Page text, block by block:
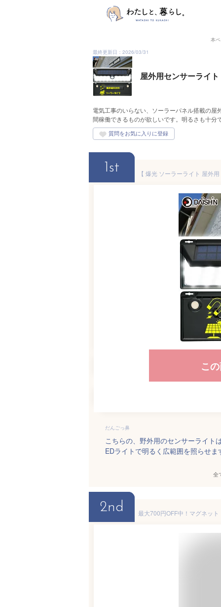
本
最終更新日：2026/03/31
屋外用センサーライ
電気工事のいらない、ソーラーパネル搭載の
間稼働できるものが欲しいです。明るさも十
1st
こ
だんごっ鼻
こちらの、野外用のセンサーライト
EDライトで明るく広範囲を照らせま
全
2nd